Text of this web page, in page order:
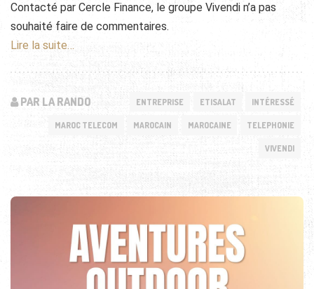
Contacté par Cercle Finance, le groupe Vivendi n’a pas
souhaité faire de commentaires.
Lire la suite…
PAR LA RANDO ENTREPRISE ETISALAT INTÉRESSÉ
MAROC TELECOM MAROCAIN MAROCAINE TELEPHONIE
VIVENDI